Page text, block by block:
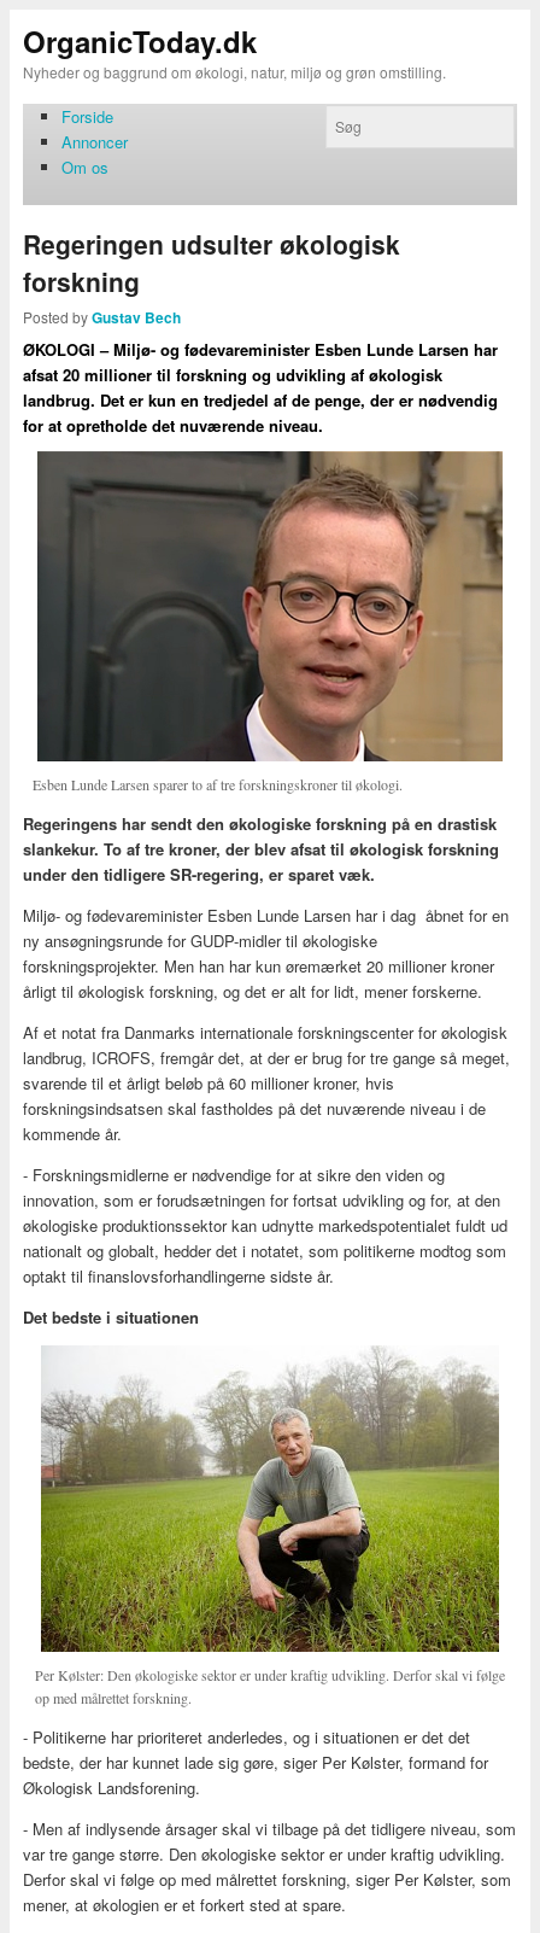
OrganicToday.dk
Nyheder og baggrund om økologi, natur, miljø og grøn omstilling.
Forside
Annoncer
Om os
Regeringen udsulter økologisk
forskning
Posted byGustav Bech
ØKOLOGI – Miljø- og fødevareminister Esben Lunde Larsen har
afsat 20 millioner til forskning og udvikling af økologisk
landbrug. Det er kun en tredjedel af de penge, der er nødvendig
for at opretholde det nuværende niveau.
Esben Lunde Larsen sparer to af tre forskningskroner til økologi.
Regeringens har sendt den økologiske forskning på en drastisk
slankekur. To af tre kroner, der blev afsat til økologisk forskning
under den tidligere SR-regering, er sparet væk.
Miljø- og fødevareminister Esben Lunde Larsen har i dag åbnet for en
ny ansøgningsrunde for GUDP-midler til økologiske
forskningsprojekter. Men han har kun øremærket 20 millioner kroner
årligt til økologisk forskning, og det er alt for lidt, mener forskerne.
Af et notat fra Danmarks internationale forskningscenter for økologisk
landbrug, ICROFS, fremgår det, at der er brug for tre gange så meget,
svarende til et årligt beløb på 60 millioner kroner, hvis
forskningsindsatsen skal fastholdes på det nuværende niveau i de
kommende år.
- Forskningsmidlerne er nødvendige for at sikre den viden og
innovation, som er forudsætningen for fortsat udvikling og for, at den
økologiske produktionssektor kan udnytte markedspotentialet fuldt ud
nationalt og globalt, hedder det i notatet, som politikerne modtog som
optakt til finanslovsforhandlingerne sidste år.
Det bedste i situationen
Per Kølster: Den økologiske sektor er under kraftig udvikling. Derfor skal vi følge
op med målrettet forskning.
- Politikerne har prioriteret anderledes, og i situationen er det det
bedste, der har kunnet lade sig gøre, siger Per Kølster, formand for
Økologisk Landsforening.
- Men af indlysende årsager skal vi tilbage på det tidligere niveau, som
var tre gange større. Den økologiske sektor er under kraftig udvikling.
Derfor skal vi følge op med målrettet forskning, siger Per Kølster, som
mener, at økologien er et forkert sted at spare.